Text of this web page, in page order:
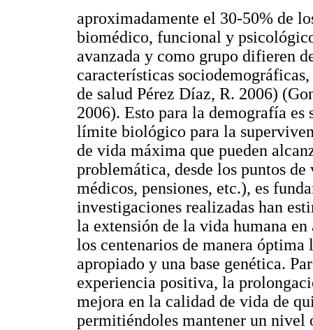
aproximadamente el 30-50% de
biomédico, funcional y
avanzada y como grupo difieren
características
de salud Pérez Díaz, R. 2006)
2006). Esto para la demografía
límite biológico para la
de vida máxima que pueden
problemática, desde los puntos
médicos, pensiones, etc.), es
investigaciones realizadas han
la extensión de la vida humana
los centenarios de manera
apropiado y una base genética.
experiencia positiva, la
mejora en la calidad de vida de
permitiéndoles mantener un nivel